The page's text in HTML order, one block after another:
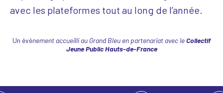
avec les plateformes tout au long de l’année.
Un évènement accueilli au Grand Bleu en partenariat avec leCollectif
Jeune Public Hauts-de-France